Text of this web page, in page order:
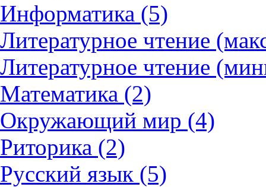
Информатика (5)
Литературное чтение
Литературное чтение
Математика (2)
Окружающий мир (4)
Риторика (2)
Русский язык (5)